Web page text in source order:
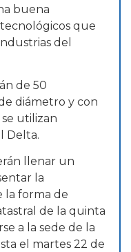
buena
que
del
de 50
diámetro y con
utilizan
Delta.
llenar un
la
la forma de
de la quinta
a la sede de la
el martes 22 de